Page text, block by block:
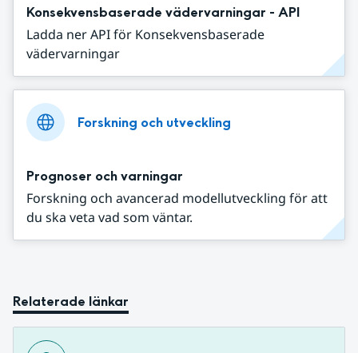
Konsekvensbaserade vädervarningar - API
Ladda ner API för Konsekvensbaserade
vädervarningar
Forskning och utveckling
Prognoser och varningar
Forskning och avancerad modellutveckling för att
du ska veta vad som väntar.
Relaterade länkar